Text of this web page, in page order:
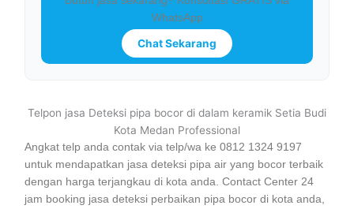
WhatsApp
Chat Sekarang
Telpon jasa Deteksi pipa bocor di dalam keramik Setia Budi
Kota Medan Professional
Angkat telp anda contak via telp/wa ke 0812 1324 9197
untuk mendapatkan jasa deteksi pipa air yang bocor terbaik
dengan harga terjangkau di kota anda. Contact Center 24
jam booking jasa deteksi perbaikan pipa bocor di kota anda,